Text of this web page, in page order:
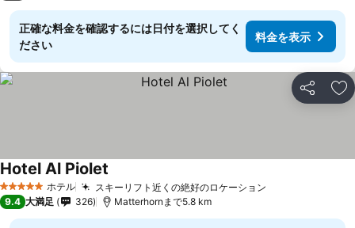
正確な料金を確認するには日付を選択してく
ださい
料金を表示
シェア お
5 ホテルのランク
ホテル スキーリフト近くの絶好のロケーション
Hotel Al Piolet
9.4 大満足 326 Matterhornまで5.8 km